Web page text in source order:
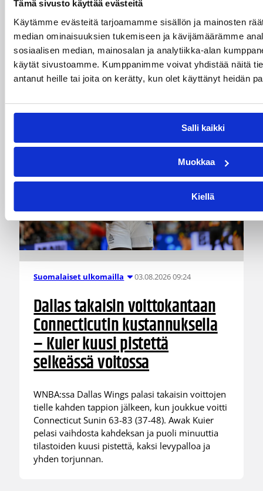
Tämä sivusto käyttää evästeitä
Käytämme evästeitä tarjoamamme sisällön ja mainosten
median ominaisuuksien tukemiseen ja kävijämäärämme
sosiaalisen median, mainosalan ja analytiikka-alan
käytät sivustoamme. Kumppanimme voivat yhdistää näitä
antanut heille tai joita on kerätty, kun olet käyttänyt heidän
Salli kaikki
Muokkaa
Kiellä
WNBA:ssa Dallas Wings ehti johtaa peliä jo 20
pistettä, mutta Washington Mystics nousi takaa
voittoon 92-96 (59-44). Awak Kuier pelasi
vaihdosta viisi minuuttia tilastoiden viisi pistettä
ja yhden torjunnan.
Suomalaiset ulkomailla 03.08.2026 09:24
Dallas takaisin voittokantaan
Connecticutin kustannuksella
– Kuier kuusi pistettä
selkeässä voitossa
WNBA:ssa Dallas Wings palasi takaisin voittojen
tielle kahden tappion jälkeen, kun joukkue voitti
Connecticut Sunin 63-83 (37-48). Awak Kuier
pelasi vaihdosta kahdeksan ja puoli minuuttia
tilastoiden kuusi pistettä, kaksi levypalloa ja
yhden torjunnan.